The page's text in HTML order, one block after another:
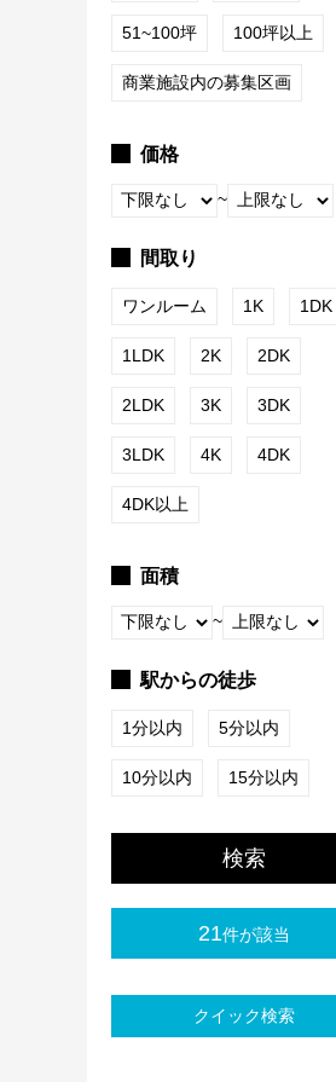
51~100坪 100坪以上
商業施設内の募集区画
価格
~
間取り
ワンルーム 1K 1DK
1LDK 2K 2DK
2LDK 3K 3DK
3LDK 4K 4DK
4DK以上
面積
~
駅からの徒歩
1分以内 5分以内
10分以内 15分以内
検索
21件が該当
クイック検索